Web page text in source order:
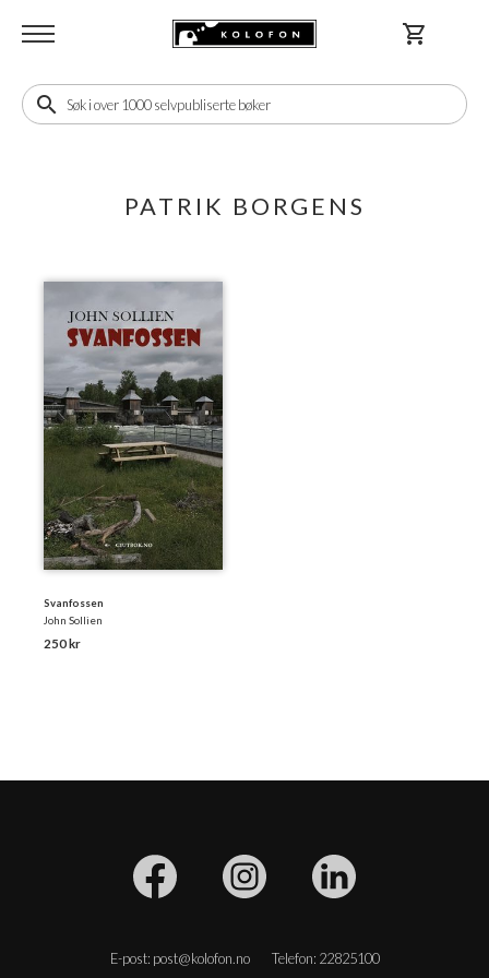
search
shopping_cart
PATRIK BORGENS
Svanfossen
John Sollien
250 kr
E-post: post@kolofon.no Telefon: 22825100